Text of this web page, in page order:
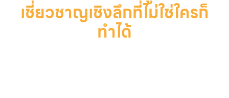
เชี่ยวชาญเชิงลึกที่ไม่ใช่ใครก็
ทำได้